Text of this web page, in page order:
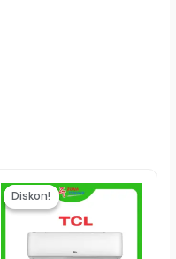
Diskon!
Diskon!
aslinya
adalah:
Rp3.879.000.